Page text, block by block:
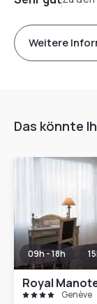
Weitere
Das könnte
09h - 18h
Royal
Genève